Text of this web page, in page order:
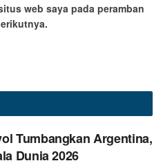
web saya pada peramban
Tumbangkan Argentina,
Dunia 2026